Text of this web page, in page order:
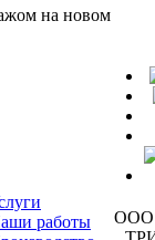
на новом
работы
ООО